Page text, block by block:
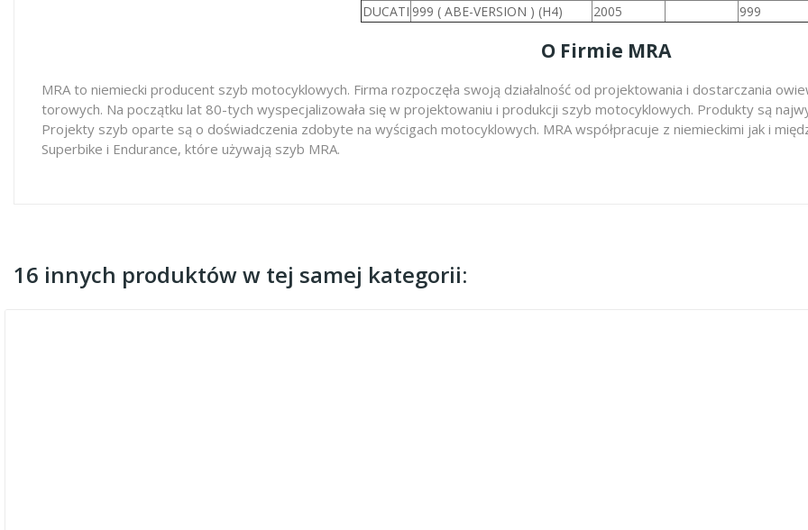
DUCATI 999 ( ABE-VERSION ) (H4) 2005 999
O Firmie MRA
MRA to niemiecki producent szyb motocyklowych. Firma rozpoczęła swoją działalność od projektowania i dostarczania
torowych. Na początku lat 80-tych wyspecjalizowała się w projektowaniu i produkcji szyb motocyklowych. Produkty są
Projekty szyb oparte są o doświadczenia zdobyte na wyścigach motocyklowych. MRA współpracuje z niemieckimi jak i
Superbike i Endurance, które używają szyb MRA.
16 innych produktów w tej samej kategorii: